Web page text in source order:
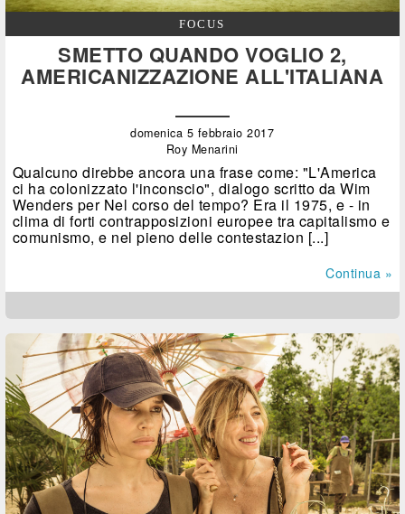
FOCUS
SMETTO QUANDO VOGLIO 2,
AMERICANIZZAZIONE ALL'ITALIANA
domenica 5 febbraio 2017
Roy Menarini
Qualcuno direbbe ancora una frase come: "L'America
ci ha colonizzato l'inconscio", dialogo scritto da Wim
Wenders per Nel corso del tempo? Era il 1975, e - in
clima di forti contrapposizioni europee tra capitalismo e
comunismo, e nel pieno delle contestazion [...]
Continua »